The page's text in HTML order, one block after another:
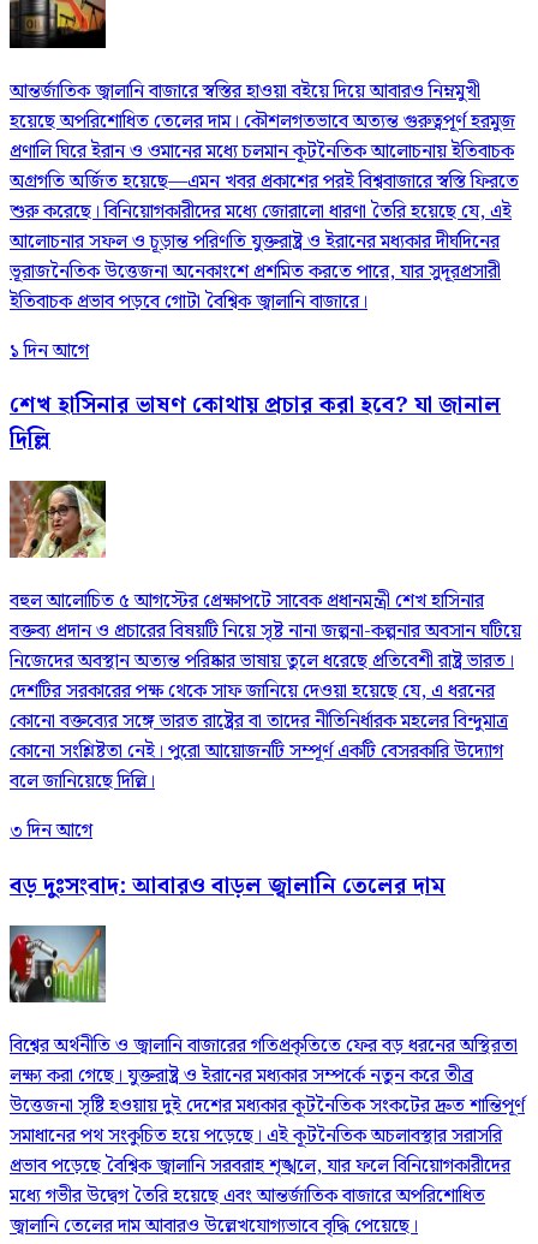
আন্তর্জাতিক জ্বালানি বাজারে স্বস্তির হাওয়া বইয়ে দিয়ে আবারও নিম্নমুখী
হয়েছে অপরিশোধিত তেলের দাম। কৌশলগতভাবে অত্যন্ত গুরুত্বপূর্ণ হরমুজ
প্রণালি ঘিরে ইরান ও ওমানের মধ্যে চলমান কূটনৈতিক আলোচনায় ইতিবাচক
অগ্রগতি অর্জিত হয়েছে—এমন খবর প্রকাশের পরই বিশ্ববাজারে স্বস্তি ফিরতে
শুরু করেছে। বিনিয়োগকারীদের মধ্যে জোরালো ধারণা তৈরি হয়েছে যে, এই
আলোচনার সফল ও চূড়ান্ত পরিণতি যুক্তরাষ্ট্র ও ইরানের মধ্যকার দীর্ঘদিনের
ভূরাজনৈতিক উত্তেজনা অনেকাংশে প্রশমিত করতে পারে, যার সুদূরপ্রসারী
ইতিবাচক প্রভাব পড়বে গোটা বৈশ্বিক জ্বালানি বাজারে।
১ দিন আগে
শেখ হাসিনার ভাষণ কোথায় প্রচার করা হবে? যা জানাল
দিল্লি
বহুল আলোচিত ৫ আগস্টের প্রেক্ষাপটে সাবেক প্রধানমন্ত্রী শেখ হাসিনার
বক্তব্য প্রদান ও প্রচারের বিষয়টি নিয়ে সৃষ্ট নানা জল্পনা-কল্পনার অবসান ঘটিয়ে
নিজেদের অবস্থান অত্যন্ত পরিষ্কার ভাষায় তুলে ধরেছে প্রতিবেশী রাষ্ট্র ভারত।
দেশটির সরকারের পক্ষ থেকে সাফ জানিয়ে দেওয়া হয়েছে যে, এ ধরনের
কোনো বক্তব্যের সঙ্গে ভারত রাষ্ট্রের বা তাদের নীতিনির্ধারক মহলের বিন্দুমাত্র
কোনো সংশ্লিষ্টতা নেই। পুরো আয়োজনটি সম্পূর্ণ একটি বেসরকারি উদ্যোগ
বলে জানিয়েছে দিল্লি।
৩ দিন আগে
বড় দুঃসংবাদ: আবারও বাড়ল জ্বালানি তেলের দাম
বিশ্বের অর্থনীতি ও জ্বালানি বাজারের গতিপ্রকৃতিতে ফের বড় ধরনের অস্থিরতা
লক্ষ্য করা গেছে। যুক্তরাষ্ট্র ও ইরানের মধ্যকার সম্পর্কে নতুন করে তীব্র
উত্তেজনা সৃষ্টি হওয়ায় দুই দেশের মধ্যকার কূটনৈতিক সংকটের দ্রুত শান্তিপূর্ণ
সমাধানের পথ সংকুচিত হয়ে পড়েছে। এই কূটনৈতিক অচলাবস্থার সরাসরি
প্রভাব পড়েছে বৈশ্বিক জ্বালানি সরবরাহ শৃঙ্খলে, যার ফলে বিনিয়োগকারীদের
মধ্যে গভীর উদ্বেগ তৈরি হয়েছে এবং আন্তর্জাতিক বাজারে অপরিশোধিত
জ্বালানি তেলের দাম আবারও উল্লেখযোগ্যভাবে বৃদ্ধি পেয়েছে।